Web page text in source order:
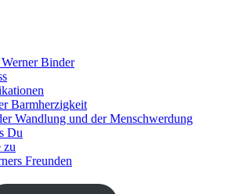
Binder
Barmherzigkeit
Wandlung und der Menschwerdung
Du
zu
Freunden